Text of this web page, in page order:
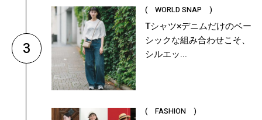
3
( WORLD SNAP )
Tシャツ×デニムだけのベー
シックな組み合わせこそ、
シルエッ...
( FASHION )